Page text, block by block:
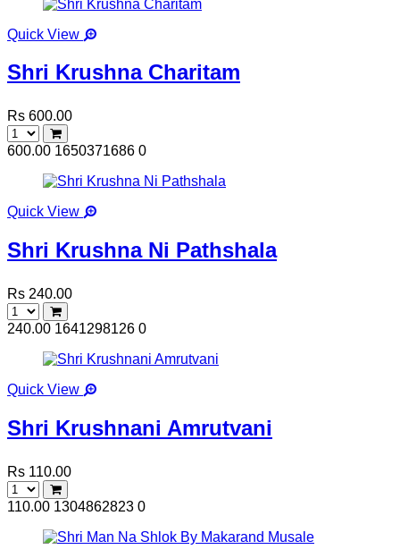
Quick View
Shri Krushna Charitam
Rs 600.00
600.00 1650371686 0
Quick View
Shri Krushna Ni Pathshala
Rs 240.00
240.00 1641298126 0
Quick View
Shri Krushnani Amrutvani
Rs 110.00
110.00 1304862823 0